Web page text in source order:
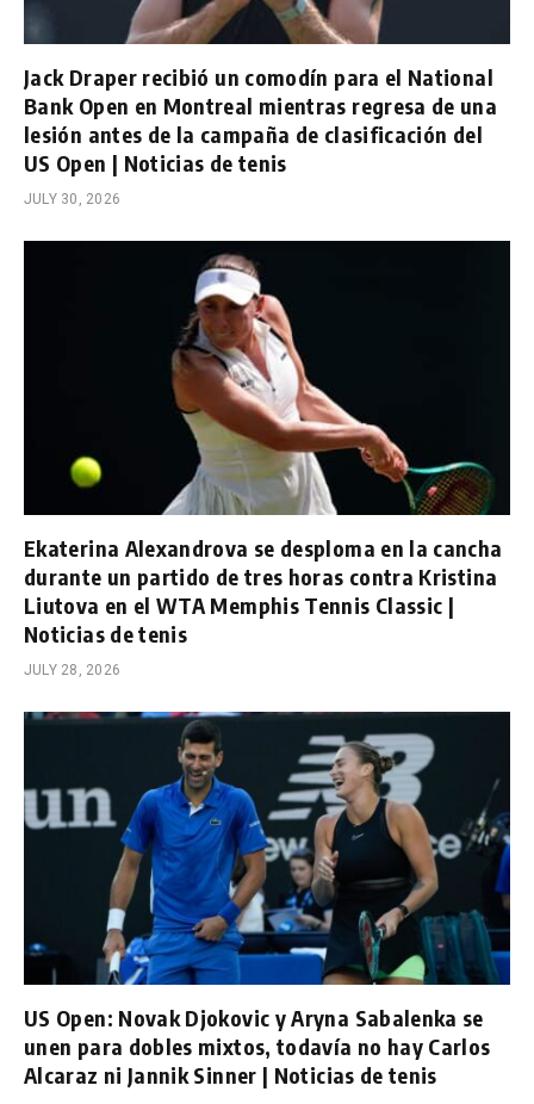
Jack Draper recibió un comodín para el National
Bank Open en Montreal mientras regresa de una
lesión antes de la campaña de clasificación del
US Open | Noticias de tenis
JULY 30, 2026
Ekaterina Alexandrova se desploma en la cancha
durante un partido de tres horas contra Kristina
Liutova en el WTA Memphis Tennis Classic |
Noticias de tenis
JULY 28, 2026
US Open: Novak Djokovic y Aryna Sabalenka se
unen para dobles mixtos, todavía no hay Carlos
Alcaraz ni Jannik Sinner | Noticias de tenis